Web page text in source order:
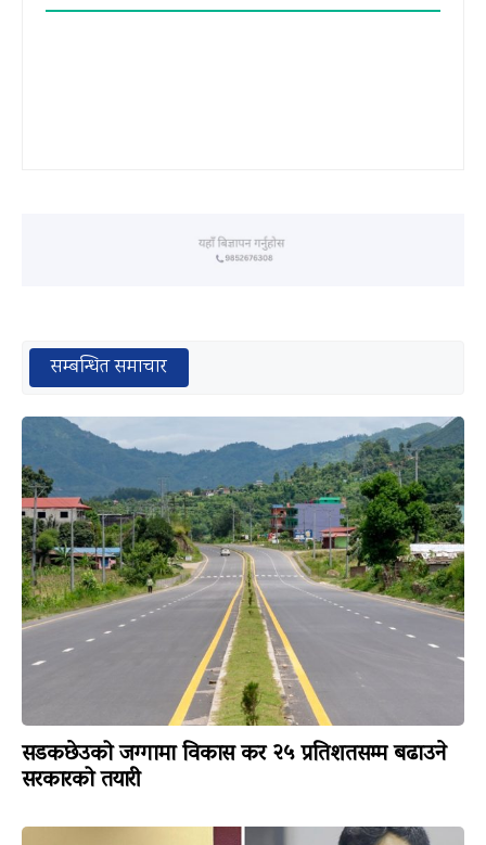
सम्बन्धित समाचार
सडकछेउको जग्गामा विकास कर २५ प्रतिशतसम्म बढाउने
सरकारको तयारी